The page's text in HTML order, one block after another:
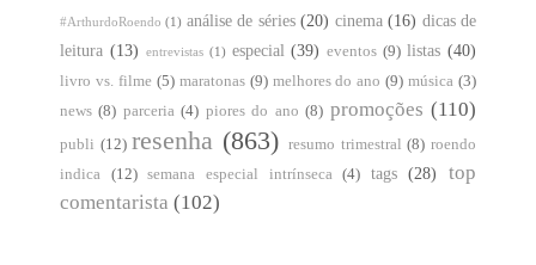
#ArthurdoRoendo (1) análise de séries (20) cinema (16) dicas de
leitura (13) entrevistas (1) especial (39) eventos (9) listas (40)
livro vs. filme (5) maratonas (9) melhores do ano (9) música (3)
news (8) parceria (4) piores do ano (8) promoções (110)
publi (12) resenha (863) resumo trimestral (8) roendo
indica
(12) semana especial intrínseca (4) tags (28)
top
comentarista (102)